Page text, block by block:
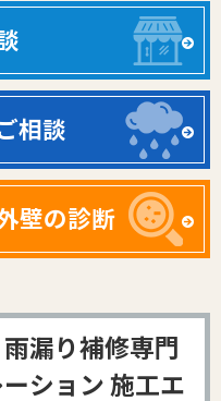
相談
壁の診断
漏り補修専門
ション 施工エ